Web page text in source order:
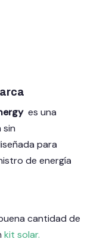
es una
sin
para
de energía
cantidad de
kit solar.